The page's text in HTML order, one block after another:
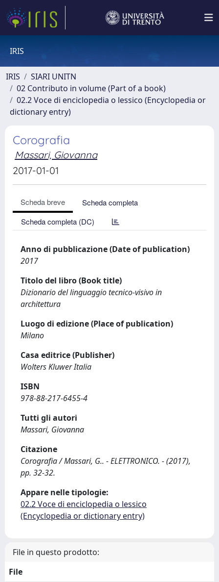
IRIS
IRIS
SIARI UNITN
02 Contributo in volume (Part of a book)
02.2 Voce di enciclopedia o lessico (Encyclopedia or
dictionary entry)
Corografia
Massari, Giovanna
2017-01-01
Scheda breve
Scheda completa
Scheda completa (DC)
Anno di pubblicazione (Date of publication)
2017
Titolo del libro (Book title)
Dizionario del linguaggio tecnico-visivo in
architettura
Luogo di edizione (Place of publication)
Milano
Casa editrice (Publisher)
Wolters Kluwer Italia
ISBN
978-88-217-6455-4
Tutti gli autori
Massari, Giovanna
Citazione
Corografia / Massari, G.. - ELETTRONICO. - (2017),
pp. 32-32.
Appare nelle tipologie:
02.2 Voce di enciclopedia o lessico
(Encyclopedia or dictionary entry)
File in questo prodotto:
File